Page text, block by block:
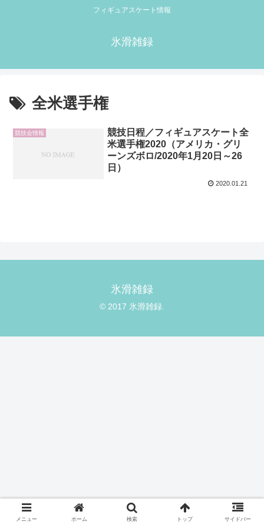
フィギュアスケート情報
氷滑雑録
全米選手権
競技会情報
競技日程／フィギュアスケート全
米選手権2020（アメリカ・グリ
ーンズボロ/2020年1月20日～26
日）
2020.01.21
氷滑雑録
© 2017 氷滑雑録.
メニュー ホーム 検索 トップ サイドバー